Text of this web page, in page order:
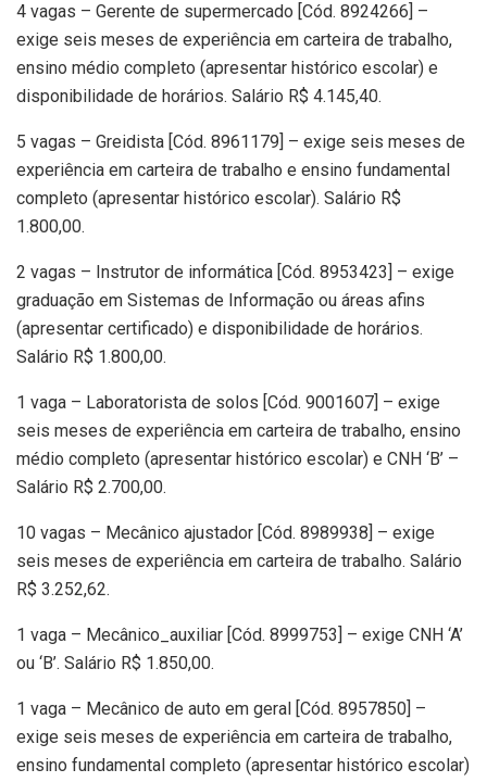
4 vagas – Gerente de supermercado [Cód. 8924266] –
exige seis meses de experiência em carteira de trabalho,
ensino médio completo (apresentar histórico escolar) e
disponibilidade de horários. Salário R$ 4.145,40.
5 vagas – Greidista [Cód. 8961179] – exige seis meses de
experiência em carteira de trabalho e ensino fundamental
completo (apresentar histórico escolar). Salário R$
1.800,00.
2 vagas – Instrutor de informática [Cód. 8953423] – exige
graduação em Sistemas de Informação ou áreas afins
(apresentar certificado) e disponibilidade de horários.
Salário R$ 1.800,00.
1 vaga – Laboratorista de solos [Cód. 9001607] – exige
seis meses de experiência em carteira de trabalho, ensino
médio completo (apresentar histórico escolar) e CNH ‘B’ –
Salário R$ 2.700,00.
10 vagas – Mecânico ajustador [Cód. 8989938] – exige
seis meses de experiência em carteira de trabalho. Salário
R$ 3.252,62.
1 vaga – Mecânico_auxiliar [Cód. 8999753] – exige CNH ‘A’
ou ‘B’. Salário R$ 1.850,00.
1 vaga – Mecânico de auto em geral [Cód. 8957850] –
exige seis meses de experiência em carteira de trabalho,
ensino fundamental completo (apresentar histórico escolar)